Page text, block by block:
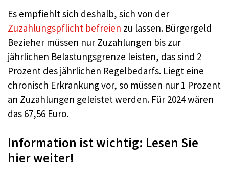
Es empfiehlt sich deshalb, sich von der
Zuzahlungspflicht befreien zu lassen. Bürgergeld
Bezieher müssen nur Zuzahlungen bis zur
jährlichen Belastungsgrenze leisten, das sind 2
Prozent des jährlichen Regelbedarfs. Liegt eine
chronisch Erkrankung vor, so müssen nur 1 Prozent
an Zuzahlungen geleistet werden. Für 2024 wären
das 67,56 Euro.
Information ist wichtig: Lesen Sie
hier weiter!